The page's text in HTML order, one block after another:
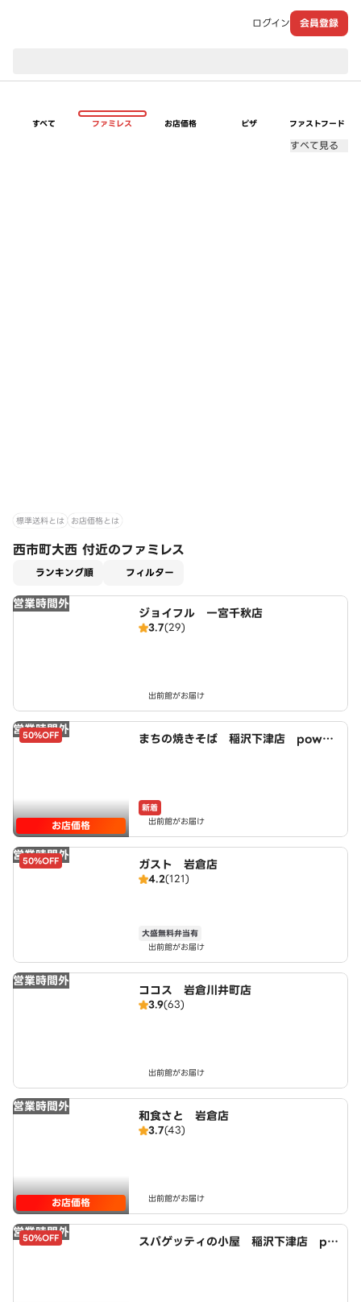
ログイン 会員登録
すべて ファミレス お店価格 ピザ ファストフード
すべて見る
標準送料とは お店価格とは
西市町大西 付近のファミレス
ランキング順 フィルター
営業時間外
ジョイフル 一宮千秋店
3.7(29)
出前館がお届け
営業時間外
50%OFF
お店価格
まちの焼きそば 稲沢下津店 power
新着
出前館がお届け
営業時間外
50%OFF ガスト 岩倉店
4.2(121)
大盛無料弁当有
出前館がお届け
営業時間外
ココス 岩倉川井町店
3.9(63)
出前館がお届け
営業時間外
お店価格
和食さと 岩倉店
3.7(43)
出前館がお届け
営業時間外
50%OFF
スパゲッティの小屋 稲沢下津店 po